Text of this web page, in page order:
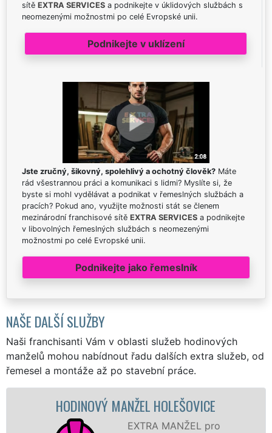
sítě EXTRA SERVICES a podnikejte v úklidových službách s
neomezenými možnostmi po celé Evropské unii.
Podnikejte v uklízení
Jste zručný, šikovný, spolehlivý a ochotný člověk? Máte
rád všestrannou práci a komunikaci s lidmi? Myslíte si, že
byste si mohl vydělávat a podnikat v řemeslných službách a
pracích? Pokud ano, využijte možnosti stát se členem
mezinárodní franchisové sítě EXTRA SERVICES a podnikejte
v libovolných řemeslných službách s neomezenými
možnostmi po celé Evropské unii.
Podnikejte jako řemeslník
NAŠE DALŠÍ SLUŽBY
Naši franchisanti Vám v oblasti služeb hodinových
manželů mohou nabídnout řadu dalších extra služeb, od
řemesel a montáže až po stavební práce.
MANŽEL HOLEŠOVICE
EXTRA MANŽEL pro